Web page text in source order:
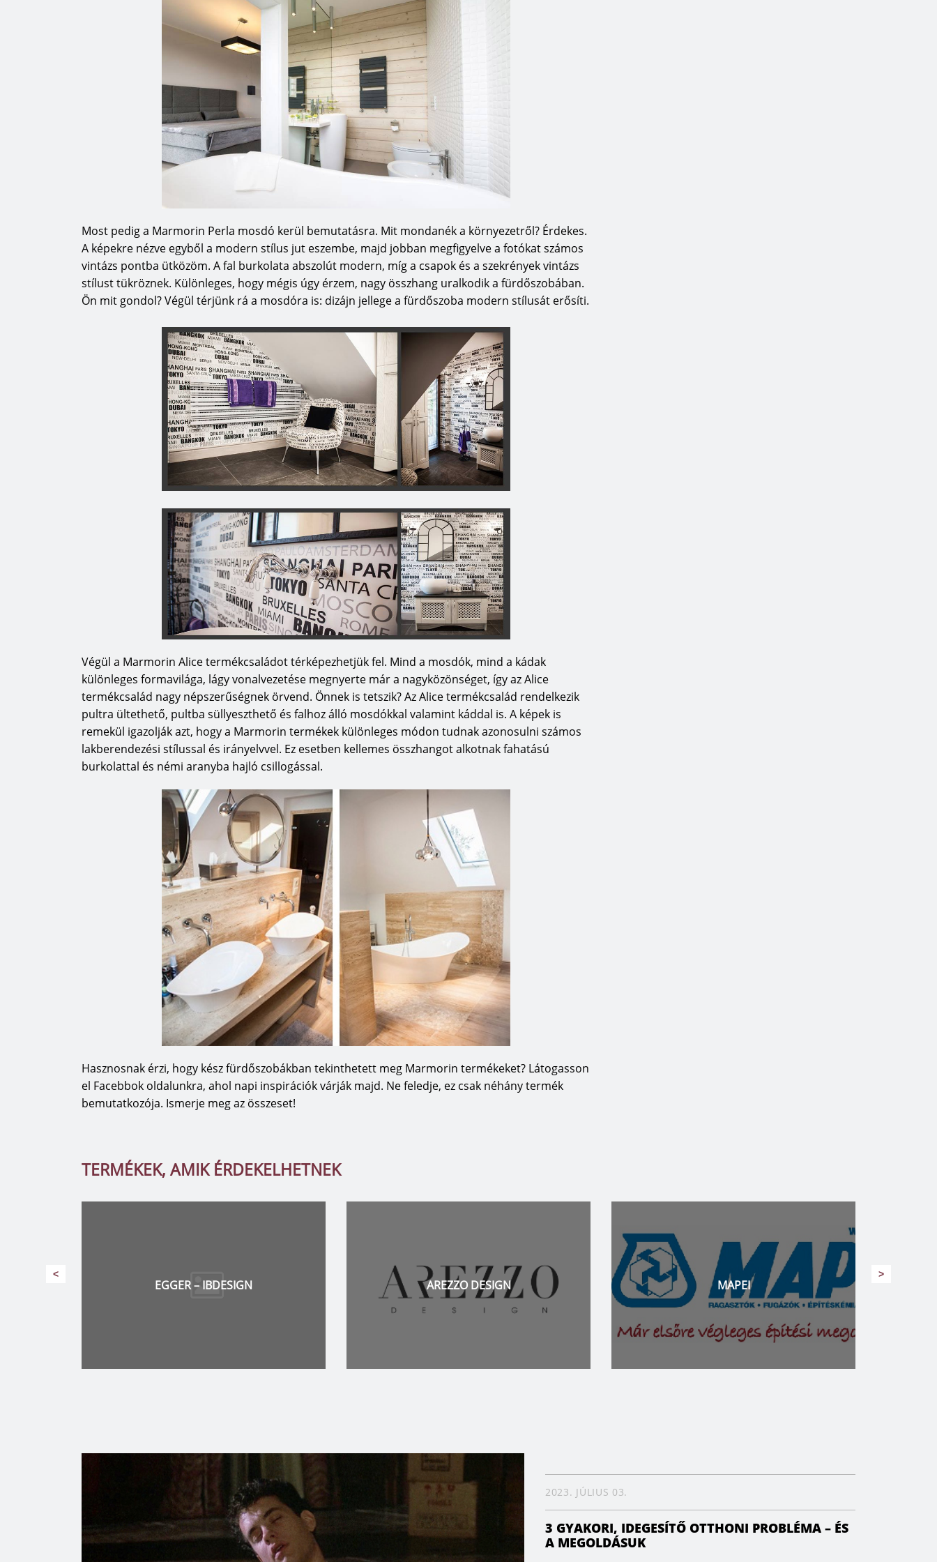
formatervezés, a design, az esztétikai különlegesség a döntő szempont a
választásukban. Számukra kínálják az Álom kollekciót, amelynek képviselőit
neves formatervezők alkották meg. A kollekció különlegességét bizonyítják
azok az elnyert elismerések, díjak, amelyeket világszerte megszereztek már
különböző megmérettetések során.
„A dizájn része a DNS-ünknek, és a design utáni szeretetünket három
generáció óta hordozzuk magunkban. Folyamatosan követjük, mi történik a
design világban, de nem csak megfigyelők vagyunk, hanem alkotók is.
Gyártási módszereink folyamatosan fejlődnek, hogy rugalmasabbak és
ember számára rendelkezésre kell állnia, függetlenül az igényeik
sokféleségétől. Évekig szép termékeket készítettünk a belső formatervező
stúdióban, valamint együttműködünk a legjobb lengyel tervezőkkel,
rájöttünk, hogy ezeket a csodálatos teremékeket mindenki számára
elérhetővé kell tennünk. Olyan szokatlan és univerzális termékeket hozunk
lépésünknél arról árulkodik, hogy igenis van új a nap alatt.”
Most pedig a Marmorin Perla mosdó kerül bemutatásra. Mit mondanék a környezetről? Érdekes.
A képekre nézve egyből a modern stílus jut eszembe, majd jobban megfigyelve a fotókat számos
vintázs pontba ütközöm. A fal burkolata abszolút modern, míg a csapok és a szekrények vintázs
stílust tükröznek. Különleges, hogy mégis úgy érzem, nagy összhang uralkodik a fürdőszobában.
Ön mit gondol? Végül térjünk rá a mosdóra is: dizájn jellege a fürdőszoba modern stílusát erősíti.
Végül a Marmorin Alice termékcsaládot térképezhetjük fel. Mind a mosdók, mind a kádak
különleges formavilága, lágy vonalvezetése megnyerte már a nagyközönséget, így az Alice
termékcsalád nagy népszerűségnek örvend. Önnek is tetszik? Az Alice termékcsalád rendelkezik
pultra ültethető, pultba süllyeszthető és falhoz álló mosdókkal valamint káddal is. A képek is
remekül igazolják azt, hogy a Marmorin termékek különleges módon tudnak azonosulni számos
lakberendezési stílussal és irányelvvel. Ez esetben kellemes összhangot alkotnak fahatású
burkolattal és némi aranyba hajló csillogással.
Hasznosnak érzi, hogy kész fürdőszobákban tekinthetett meg Marmorin termékeket? Látogasson
el Facebbok oldalunkra, ahol napi inspirációk várják majd. Ne feledje, ez csak néhány termék
bemutatkozója. Ismerje meg az összeset!
TERMÉKEK, AMIK ÉRDEKELHETNEK
<
AREZZO DESIGN MAPEI ARGENTA – PALATINUS FÜRDŐSZOBA
>
2023. JÚLIUS 03.
3 GYAKORI, IDEGESÍTŐ OTTHONI PROBLÉMA – ÉS
A MEGOLDÁSUK